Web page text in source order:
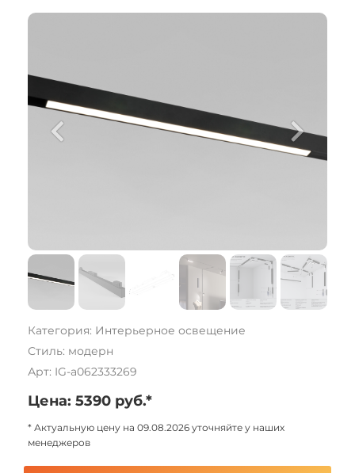
Категория: Интерьерное освещение
Стиль: модерн
Арт: IG-a062333269
Цена: 5390 руб.*
* Актуальную цену на 09.08.2026 уточняйте у наших
менеджеров